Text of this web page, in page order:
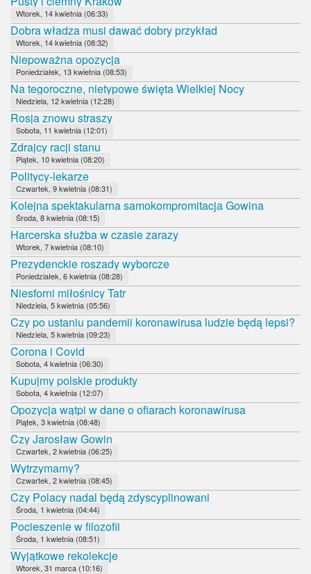
Wtorek, 14 kwietnia (06:33)
Dobra władza musi dawać dobry przykład
Wtorek, 14 kwietnia (08:32)
Niepoważna opozycja
Poniedziałek, 13 kwietnia (08:53)
Na tegoroczne, nietypowe święta Wielkiej Nocy
Niedziela, 12 kwietnia (12:28)
Rosja znowu straszy
Sobota, 11 kwietnia (12:01)
Zdrajcy racji stanu
Piątek, 10 kwietnia (08:20)
Politycy-lekarze
Czwartek, 9 kwietnia (08:31)
Kolejna spektakularna samokompromitacja Gowina
Środa, 8 kwietnia (08:15)
Harcerska służba w czasie zarazy
Wtorek, 7 kwietnia (08:10)
Prezydenckie roszady wyborcze
Poniedziałek, 6 kwietnia (08:28)
Niesforni miłośnicy Tatr
Niedziela, 5 kwietnia (05:56)
Czy po ustaniu pandemii koronawirusa ludzie będą lepsi?
Niedziela, 5 kwietnia (09:23)
Corona i Covid
Sobota, 4 kwietnia (06:30)
Kupujmy polskie produkty
Sobota, 4 kwietnia (12:07)
Opozycja wątpi w dane o ofiarach koronawirusa
Piątek, 3 kwietnia (08:48)
Czy Jarosław Gowin
Czwartek, 2 kwietnia (06:25)
Wytrzymamy?
Czwartek, 2 kwietnia (08:45)
Czy Polacy nadal będą zdyscyplinowani
Środa, 1 kwietnia (04:44)
Pocieszenie w filozofii
Środa, 1 kwietnia (08:51)
Wyjątkowe rekolekcje
Wtorek, 31 marca (10:16)